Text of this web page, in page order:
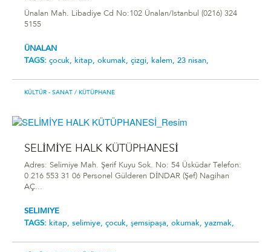
Ünalan Mah. Libadiye Cd No:102 Ünalan/Istanbul (0216) 324
5155
ÜNALAN
TAGS: çocuk, kitap, okumak, çizgi, kalem, 23 nisan,
KÜLTÜR - SANAT / KÜTÜPHANE
SELİMİYE HALK KÜTÜPHANESİ
Adres: Selimiye Mah. Şerif Kuyu Sok. No: 54 Üsküdar Telefon:
0 216 553 31 06 Personel Gülderen DİNDAR (Şef) Nagihan
AÇ...
SELIMIYE
TAGS: kitap, selimiye, çocuk, şemsipaşa, okumak, yazmak,